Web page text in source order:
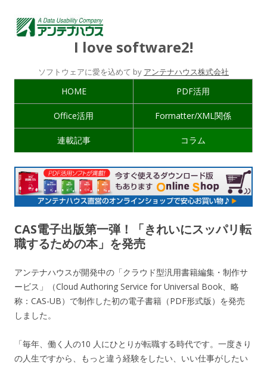
I love software2!
ソフトウェアに愛を込めて by アンテナハウス株式会社
HOME PDF活用
Office活用 Formatter/XML関係
連載記事 コラム
CAS電子出版第一弾！「きれいにスッパリ転
職するための本」を発売
アンテナハウスが開発中の「クラウド型汎用書籍編集・制作サ
ービス」（Cloud Authoring Service for Universal Book、略
称：CAS-UB）で制作した初の電子書籍（PDF形式版）を発売
しました。
「毎年、働く人の10 人にひとりが転職する時代です。一度きり
の人生ですから、もっと違う経験をしたい、いい仕事がしたい